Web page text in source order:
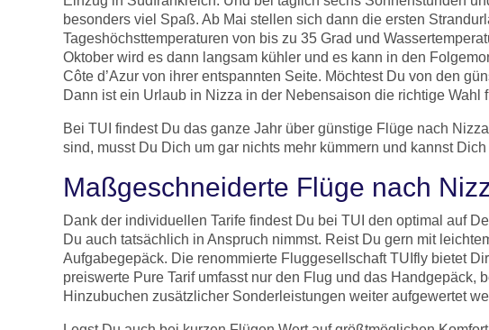
besonders viel Spaß. Ab Mai stellen sich dann die ersten
Tageshöchsttemperaturen von bis zu 35 Grad und
Oktober wird es dann langsam kühler und es kann in den
Côte d’Azur von ihrer entspannten Seite. Möchtest Du von den
Dann ist ein Urlaub in Nizza in der Nebensaison die richtige Wahl
Bei TUI findest Du das ganze Jahr über günstige Flüge nach
sind, musst Du Dich um gar nichts mehr kümmern und kannst
Maßgeschneiderte Flüge nach
Dank der individuellen Tarife findest Du bei TUI den optimal auf
Du auch tatsächlich in Anspruch nimmst. Reist Du gern mit
Aufgabegepäck. Die renommierte Fluggesellschaft TUIfly bietet
preiswerte Pure Tarif umfasst nur den Flug und das
Hinzubuchen zusätzlicher Sonderleistungen weiter aufgewertet